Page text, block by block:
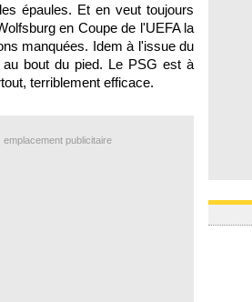
épaules. Et en veut toujours
en Coupe de l'UEFA la
manquées. Idem à l'issue du
bout du pied. Le PSG est à
terriblement efficace.
emplacement publicitaire